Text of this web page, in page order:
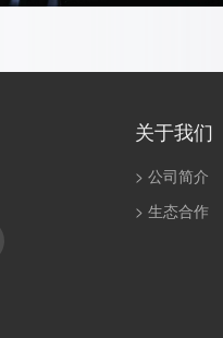
关于我们
> 公司简介
> 生态合作